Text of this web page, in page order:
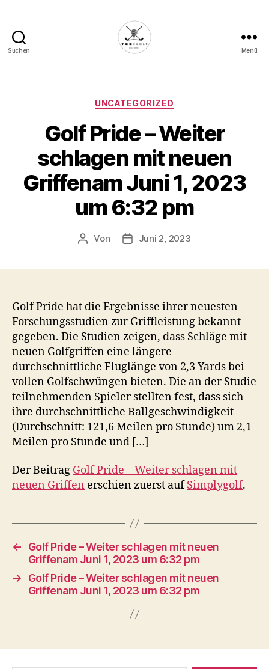
Suchen
Deine
Plattform
für
Golfbegeisterte!
Menü
Kategorien
UNCATEGORIZED
Golf Pride – Weiter
schlagen mit neuen
Griffenam Juni 1, 2023
um 6:32 pm
Beitragsautor
Von Veröffentlichungsdatum
Juni 2, 2023
Golf Pride hat die Ergebnisse ihrer neuesten
Forschungsstudien zur Griffleistung bekannt
gegeben. Die Studien zeigen, dass Schläge mit
neuen Golfgriffen eine längere
durchschnittliche Fluglänge von 2,3 Yards bei
vollen Golfschwüngen bieten. Die an der Studie
teilnehmenden Spieler stellten fest, dass sich
ihre durchschnittliche Ballgeschwindigkeit
(Durchschnitt: 121,6 Meilen pro Stunde) um 2,1
Meilen pro Stunde und […]
Der Beitrag Golf Pride – Weiter schlagen mit
neuen Griffen erschien zuerst aufSimplygolf.
←
Golf Pride – Weiter schlagen mit neuen
Griffenam Juni 1, 2023 um 6:32 pm
→
Golf Pride – Weiter schlagen mit neuen
Griffenam Juni 1, 2023 um 6:32 pm